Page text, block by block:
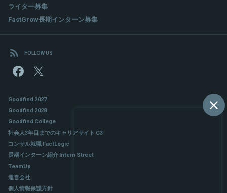
ライター募集
FastGrow長期インターン募集
FOLLOW US
Goodfind 2027
Goodfind 2028
Goodfind College
社会人3年目までのキャリアサイト G3
コンサル就職 FactLogic
長期インターン紹介 Intern Street
TeamUp
運営会社
個人情報保護方針